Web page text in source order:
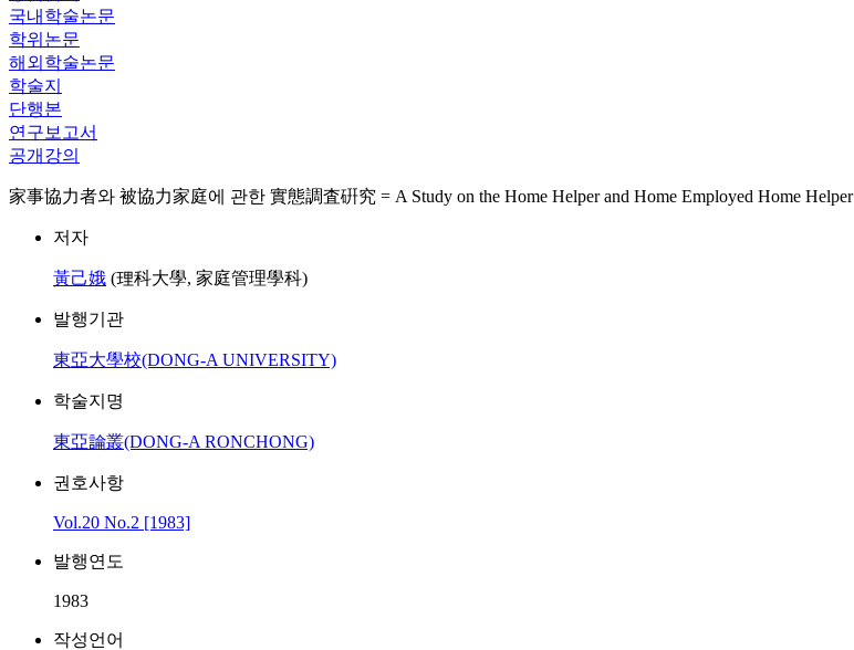
국내학술논문
학위논문
해외학술논문
학술지
단행본
연구보고서
공개강의
家事協力者와 被協力家庭에 관한 實態調査硏究 = A Study on the Home Helper and Home Employed Home Helper
저자
黃己娥 (理科大學, 家庭管理學科)
발행기관
東亞大學校(DONG-A UNIVERSITY)
학술지명
東亞論叢(DONG-A RONCHONG)
권호사항
Vol.20 No.2 [1983]
발행연도
1983
작성언어